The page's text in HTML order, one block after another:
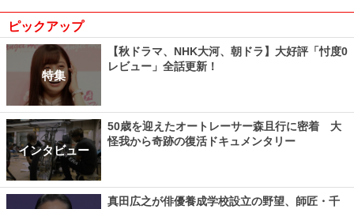
ピックアップ
特集
【秋ドラマ、NHK大河、朝ドラ】大好評「忖度0
レビュー」全話更新！
インタビュー
50歳を迎えたオートレーサー森且行に密着 大
怪我から奇跡の復活ドキュメンタリー
真田広之が俳優養成学校設立の野望、師匠・千